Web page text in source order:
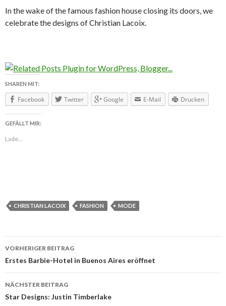
In the wake of the famous fashion house closing its doors, we
celebrate the designs of Christian Lacoix.
SHAREN MIT:
Facebook Twitter Google E-Mail Drucken
GEFÄLLT MIR:
Lade...
CHRISTIAN LACOIX FASHION MODE
Beitragsnavigation
VORHERIGER BEITRAG
Erstes Barbie-Hotel in Buenos Aires eröffnet
NÄCHSTER BEITRAG
Star Designs: Justin Timberlake